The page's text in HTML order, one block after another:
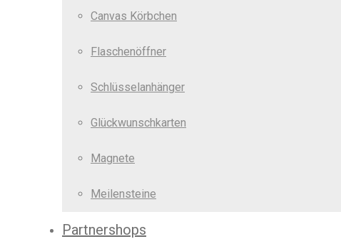
Canvas Körbchen
Flaschenöffner
Schlüsselanhänger
Glückwunschkarten
Magnete
Meilensteine
Partnershops